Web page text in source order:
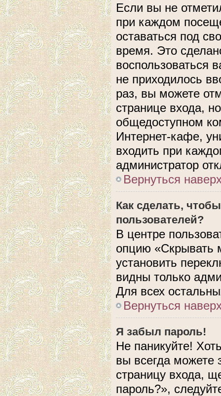
Если вы не
при каждом
оставаться под
время. Это
воспользоваться
не приходилось
раз, вы можете
странице входа,
общедоступном
Интернет-кафе,
входить при
администратор
Вернуться
Как сделать,
пользователей?
В центре
опцию «Скрывать
установить
видны только
Для всех
Вернуться
Я забыл пароль!
Не паникуйте!
вы всегда можете
страницу входа,
пароль?»,